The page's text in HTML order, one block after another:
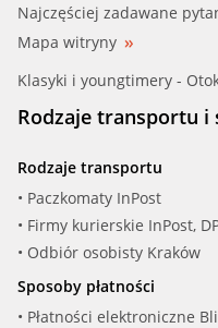
Najczęściej zadawane
Mapa witryny
Klasyki i youngtimery -
Rodzaje transportu i
Rodzaje transportu
• Paczkomaty InPost
• Firmy kurierskie InPost,
• Odbiór osobisty Kraków
Sposoby płatności
• Płatności elektroniczne